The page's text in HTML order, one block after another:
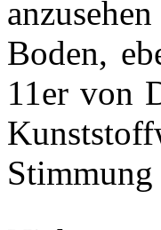
Boden,
11er von